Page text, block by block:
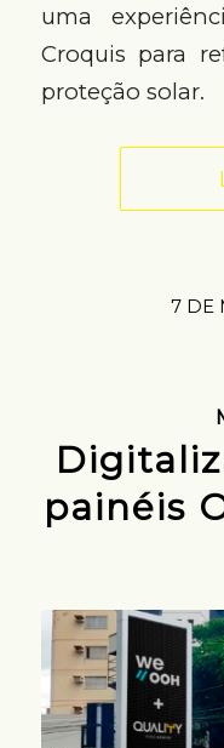
uma
Croquis para
proteção solar.
7 DE
painéis